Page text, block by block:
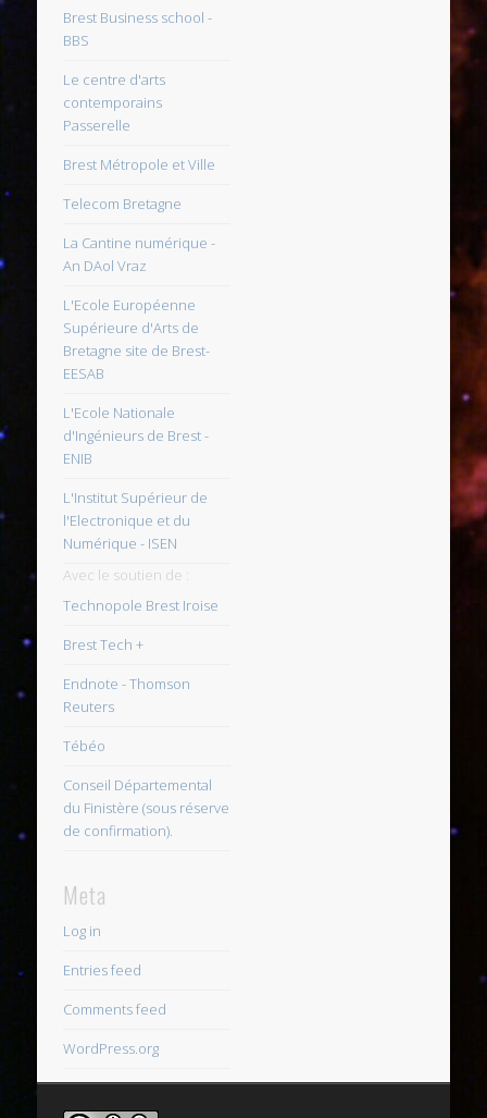
Brest Business school -
BBS
Le centre d'arts
contemporains
Passerelle
Brest Métropole et Ville
Telecom Bretagne
La Cantine numérique -
An DAol Vraz
L'Ecole Européenne
Supérieure d'Arts de
Bretagne site de Brest-
EESAB
L'Ecole Nationale
d'Ingénieurs de Brest -
ENIB
L'Institut Supérieur de
l'Electronique et du
Numérique - ISEN
Avec le soutien de :
Technopole Brest Iroise
Brest Tech +
Endnote - Thomson
Reuters
Tébéo
Conseil Départemental
du Finistère (sous réserve
de confirmation).
Meta
Log in
Entries feed
Comments feed
WordPress.org